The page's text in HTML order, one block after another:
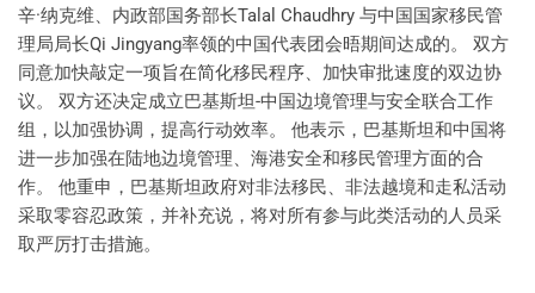
辛·纳克维、内政部国务部长Talal Chaudhry 与中国国家移民管
理局局长Qi Jingyang率领的中国代表团会晤期间达成的。 双方
同意加快敲定一项旨在简化移民程序、加快审批速度的双边协
议。 双方还决定成立巴基斯坦-中国边境管理与安全联合工作
组，以加强协调，提高行动效率。 他表示，巴基斯坦和中国将
进一步加强在陆地边境管理、海港安全和移民管理方面的合
作。 他重申，巴基斯坦政府对非法移民、非法越境和走私活动
采取零容忍政策，并补充说，将对所有参与此类活动的人员采
取严厉打击措施。